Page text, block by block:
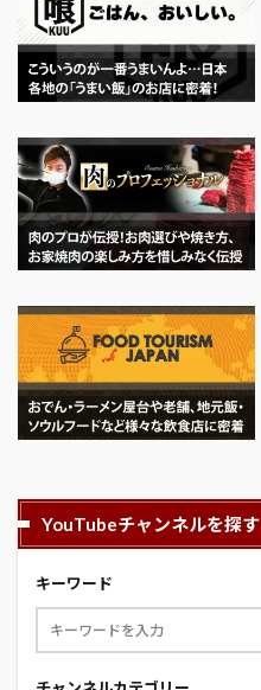
YouTubeチャンネルを探す
キーワード